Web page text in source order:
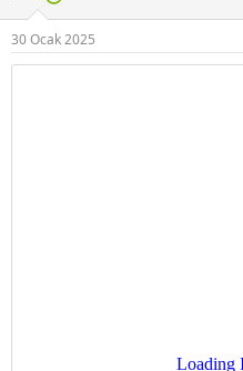
:
30 Ocak 2025